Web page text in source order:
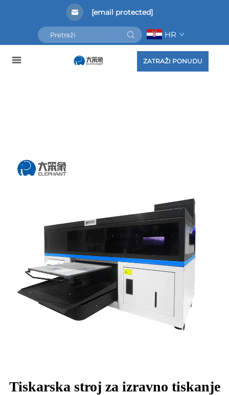
[email protected]
HR
ZATRAŽI PONUDU
Tiskarska stroj za izravno tiskanje